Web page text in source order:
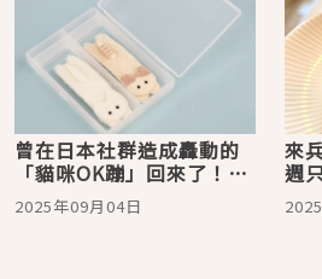
曾在日本社群造成轟動的
「貓咪OK蹦」回來了！9
月新扭蛋一定要收藏
2025年09月04日
來
週
「
有